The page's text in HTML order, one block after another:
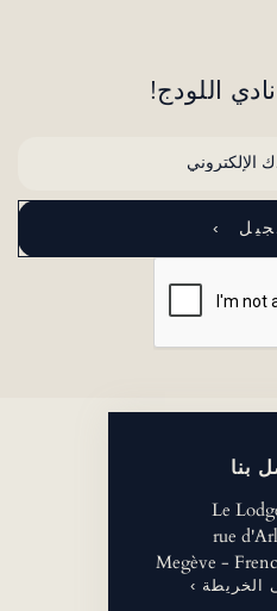
اللودج!
بنا
Le
الخريطة ›